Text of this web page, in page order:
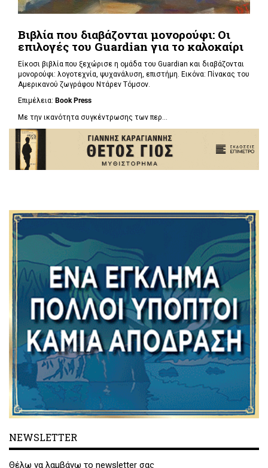
Βιβλία που διαβάζονται μονορούφι: Οι
επιλογές του Guardian για το καλοκαίρι
Είκοσι βιβλία που ξεχώρισε η ομάδα του Guardian και διαβάζονται
μονορούφι: λογοτεχνία, ψυχανάλυση, επιστήμη. Εικόνα: Πίνακας του
Αμερικανού ζωγράφου Ντάρεν Τόμσον.
Επιμέλεια: Book Press
Με την ικανότητα συγκέντρωσης των περ...
NEWSLETTER
Θέλω να λαμβάνω το newsletter σας